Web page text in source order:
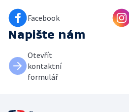
Facebook
Napište nám
Otevřít
kontaktní
formulář